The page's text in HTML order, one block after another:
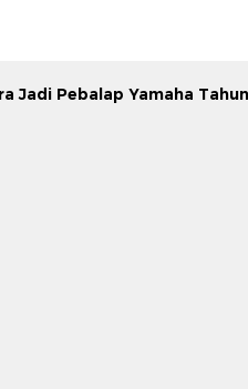
Jadi Pebalap Yamaha